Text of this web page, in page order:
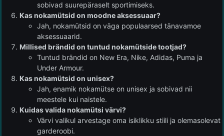
sobivad suurepäraselt sportimiseks.
Kas nokamütsid on moodne aksessuaar?
Jah, nokamütsid on väga populaarsed tänavamoe
aksessuaarid.
Millised brändid on tuntud nokamütside tootjad?
Tuntud brändid on New Era, Nike, Adidas, Puma ja
Under Armour.
Kas nokamütsid on unisex?
Jah, enamik nokamütse on unisex ja sobivad nii
meestele kui naistele.
Kuidas valida nokamütsi värvi?
Värvi valikul arvestage oma isiklikku stiili ja olemasolevat
garderoobi.